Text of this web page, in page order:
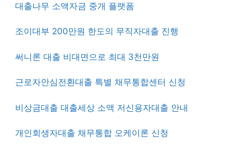
대출나무 소액자금 중개 플랫폼
조이대부 200만원 한도의 무직자대출 진행
써니론 대출 비대면으로 최대 3천만원
근로자안심전환대출 특별 채무통합센터 신청
비상금대출 대출세상 소액 저신용자대출 안내
개인회생자대출 채무통합 오케이론 신청